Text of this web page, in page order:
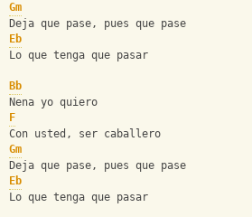
Gm
Deja que pase, pues que pase
Eb
Lo que tenga que pasar
Bb
Nena yo quiero
F
Con usted, ser caballero
Gm
Deja que pase, pues que pase
Eb
Lo que tenga que pasar